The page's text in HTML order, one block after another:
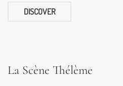
DISCOVER
La Scène Thélème